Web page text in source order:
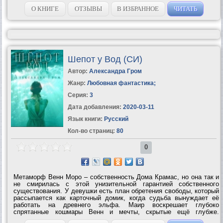
барышню? И на что будет...
О КНИГЕ ОТЗЫВЫ В ИЗБРАННОЕ ЧИТАТЬ
Шепот у Вод (СИ)
Автор: Александра Гром
Жанр: Любовная фантастика;
Серия: 3
Дата добавления: 2020-03-11
Язык книги: Русский
Кол-во страниц: 80
0
Метаморф Венн Моро – собственность Дома Крамас, но она так и
не смирилась с этой унизительной гарантией собственного
существования. У девушки есть план обретения свободы, который
рассыпается как карточный домик, когда судьба вынуждает её
работать на древнего эльфа. Маир воскрешает глубоко
спрятанные кошмары Венн и мечты, скрытые ещё глубже.
Неизвестно, что для Венн окажется сложнее: знакомство с самой